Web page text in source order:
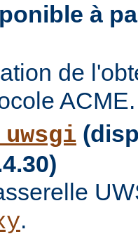
à
de
ACME.
.